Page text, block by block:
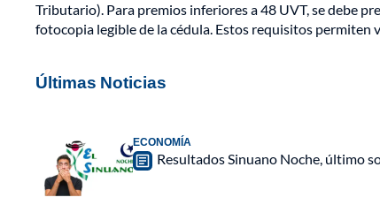
Tributario). Para premios inferiores a 48 UVT, se debe
fotocopia legible de la cédula. Estos requisitos
Últimas Noticias
ECONOMÍA
Resultados Sinuano Noche, último